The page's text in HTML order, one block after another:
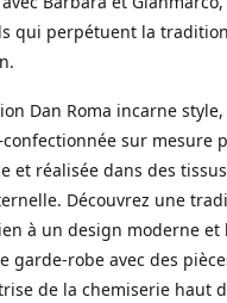
qui perpétuent la
Dan Roma incarne
sur mesure
et réalisée dans des
Découvrez une
à un design moderne et
garde-robe avec des
de la chemiserie haut